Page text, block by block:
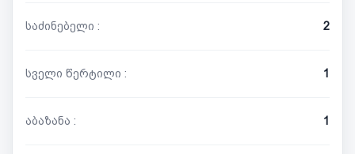
საძინებელი : 2
სველი წერტილი : 1
აბაზანა : 1